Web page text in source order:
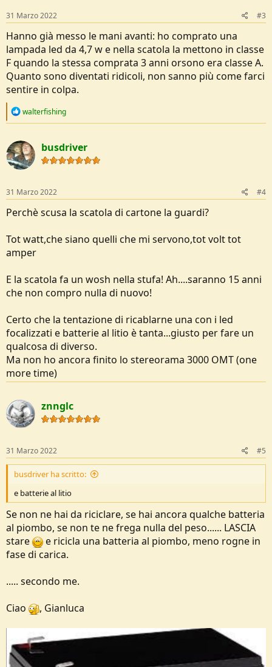
s
:
31 Marzo 2022 #3
Hanno già messo le mani avanti: ho comprato una
lampada led da 4,7 w e nella scatola la mettono in classe
F quando la stessa comprata 3 anni orsono era classe A.
Quanto sono diventati ridicoli, non sanno più come farci
sentire in colpa.
R
c
t
i
o
s
:
walterfishing
busdriver
31 Marzo 2022 #4
Perchè scusa la scatola di cartone la guardi?
Tot watt,che siano quelli che mi servono,tot volt tot
amper
E la scatola fa un wosh nella stufa! Ah....saranno 15 anni
che non compro nulla di nuovo!
Certo che la tentazione di ricablarne una con i led
focalizzati e batterie al litio è tanta...giusto per fare un
qualcosa di diverso.
Ma non ho ancora finito lo stereorama 3000 OMT (one
more time)
znnglc
31 Marzo 2022 #5
busdriver ha scritto:
e batterie al litio
Se non ne hai da riciclare, se hai ancora qualche batteria
al piombo, se non te ne frega nulla del peso...... LASCIA
stare
e ricicla una batteria al piombo, meno rogne in
fase di carica.
..... secondo me.
Ciao
, Gianluca